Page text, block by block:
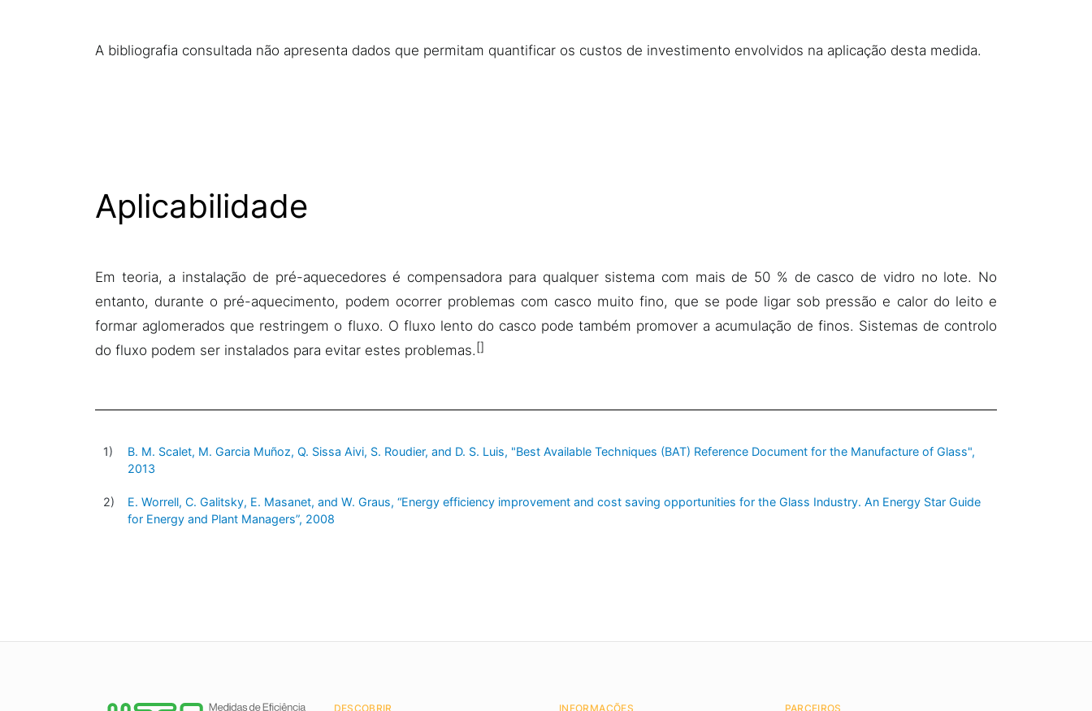
A bibliografia consultada não apresenta dados que permitam quantificar os custos de investimento envolvidos na aplicação desta medida.
Aplicabilidade
Em teoria, a instalação de pré-aquecedores é compensadora para qualquer sistema com mais de 50 % de casco de vidro no lote. No
entanto, durante o pré-aquecimento, podem ocorrer problemas com casco muito fino, que se pode ligar sob pressão e calor do leito e
formar aglomerados que restringem o fluxo. O fluxo lento do casco pode também promover a acumulação de finos. Sistemas de controlo
do fluxo podem ser instalados para evitar estes problemas.
B. M. Scalet, M. Garcia Muñoz, Q. Sissa Aivi, S. Roudier, and D. S. Luis, "Best Available Techniques (BAT) Reference Document for the Manufacture of Glass",
2013
E. Worrell, C. Galitsky, E. Masanet, and W. Graus, “Energy efficiency improvement and cost saving opportunities for the Glass Industry. An Energy Star Guide
for Energy and Plant Managers”, 2008
DESCOBRIR INFORMAÇÕES PARCEIROS